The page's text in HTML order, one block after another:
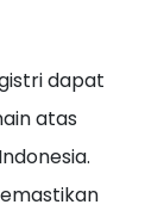
dapat
atas